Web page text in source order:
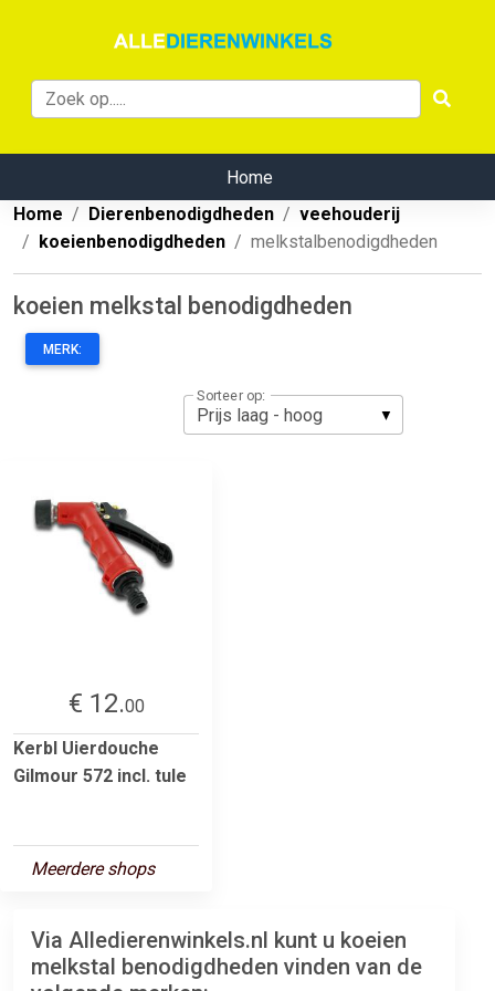
Home
Home
Dierenbenodigdheden
veehouderij
koeienbenodigdheden
melkstalbenodigdheden
koeien melkstal benodigdheden
MERK:
Sorteer op:
€ 12.00
Kerbl Uierdouche
Gilmour 572 incl. tule
Meerdere shops
Via Alledierenwinkels.nl kunt u koeien
melkstal benodigdheden vinden van de